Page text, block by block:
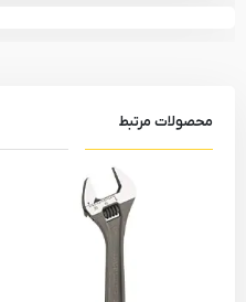
محصولات مرتبط